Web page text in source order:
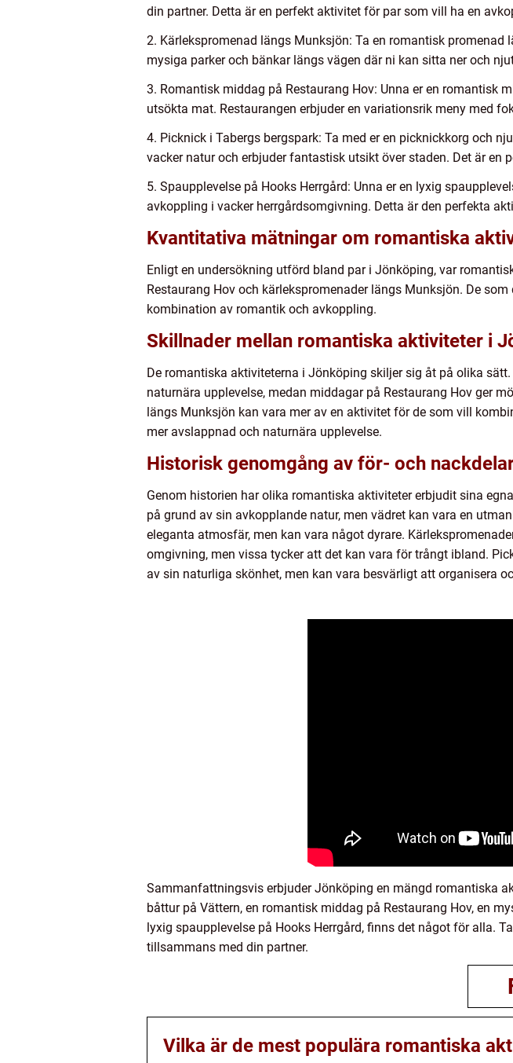
din partner. Detta är en perfekt aktivitet för par som vill ha en
2. Kärlekspromenad längs Munksjön: Ta en romantisk
mysiga parker och bänkar längs vägen där ni kan sitta ner och
3. Romantisk middag på Restaurang Hov: Unna er en romantisk
utsökta mat. Restaurangen erbjuder en variationsrik meny med
4. Picknick i Tabergs bergspark: Ta med er en picknickkorg och
vacker natur och erbjuder fantastisk utsikt över staden. Det är
5. Spaupplevelse på Hooks Herrgård: Unna er en lyxig
avkoppling i vacker herrgårdsomgivning. Detta är den perfekta
Kvantitativa mätningar om romantiska
Enligt en undersökning utförd bland par i Jönköping, var
Restaurang Hov och kärlekspromenader längs Munksjön. De
kombination av romantik och avkoppling.
Skillnader mellan romantiska aktiviteter i
De romantiska aktiviteterna i Jönköping skiljer sig åt på olika
naturnära upplevelse, medan middagar på Restaurang Hov ger
längs Munksjön kan vara mer av en aktivitet för de som vill
mer avslappnad och naturnära upplevelse.
Historisk genomgång av för- och
Genom historien har olika romantiska aktiviteter erbjudit sina
på grund av sin avkopplande natur, men vädret kan vara en
eleganta atmosfär, men kan vara något dyrare.
omgivning, men vissa tycker att det kan vara för trångt ibland.
av sin naturliga skönhet, men kan vara besvärligt att organisera
Sammanfattningsvis erbjuder Jönköping en mängd romantiska
båttur på Vättern, en romantisk middag på Restaurang Hov, en
lyxig spaupplevelse på Hooks Herrgård, finns det något för alla.
tillsammans med din partner.
Vilka är de mest populära romantiska